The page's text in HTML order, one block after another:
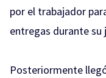
por el trabajador
entregas durante su
Posteriormente